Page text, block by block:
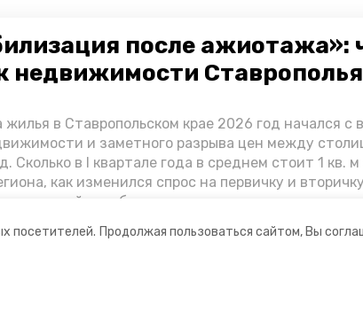
посетителей. Продолжая пользоваться сайтом, Вы
после ажиотажа»:
недвижимости
жилья в Ставропольском крае 2026 год начался с
и заметного разрыва цен между
Сколько в I квартале года в среднем стоит 1 кв.
как изменился спрос на первичку и
стройки собственного жилья в этом году и